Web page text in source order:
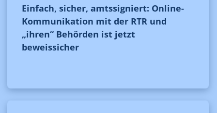
Einfach, sicher, amtssigniert: Online-
Kommunikation mit der RTR und
„ihren“ Behörden ist jetzt
beweissicher